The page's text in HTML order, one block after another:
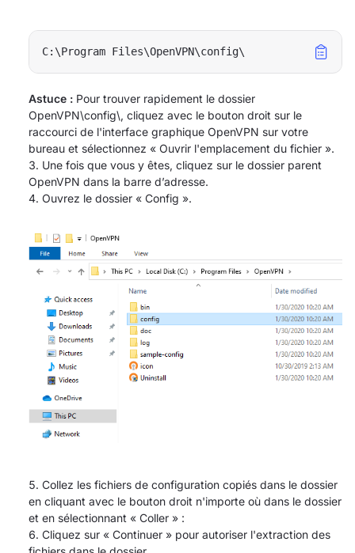
C:\Program Files\OpenVPN\config\
Astuce : Pour trouver rapidement le dossier
OpenVPN\config\, cliquez avec le bouton droit sur le
raccourci de l'interface graphique OpenVPN sur votre
bureau et sélectionnez « Ouvrir l'emplacement du fichier ».
Une fois que vous y êtes, cliquez sur le dossier parent
OpenVPN dans la barre d’adresse.
Ouvrez le dossier « Config ».
Collez les fichiers de configuration copiés dans le dossier
en cliquant avec le bouton droit n'importe où dans le dossier
et en sélectionnant « Coller » :
Cliquez sur « Continuer » pour autoriser l'extraction des